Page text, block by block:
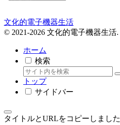
文化的電子機器生活
© 2021-2026 文化的電子機器生活.
ホーム
検索
トップ
サイドバー
タイトルとURLをコピーしました